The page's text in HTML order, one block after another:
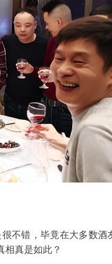
不错，毕竟在大多数酒
相真是如此？